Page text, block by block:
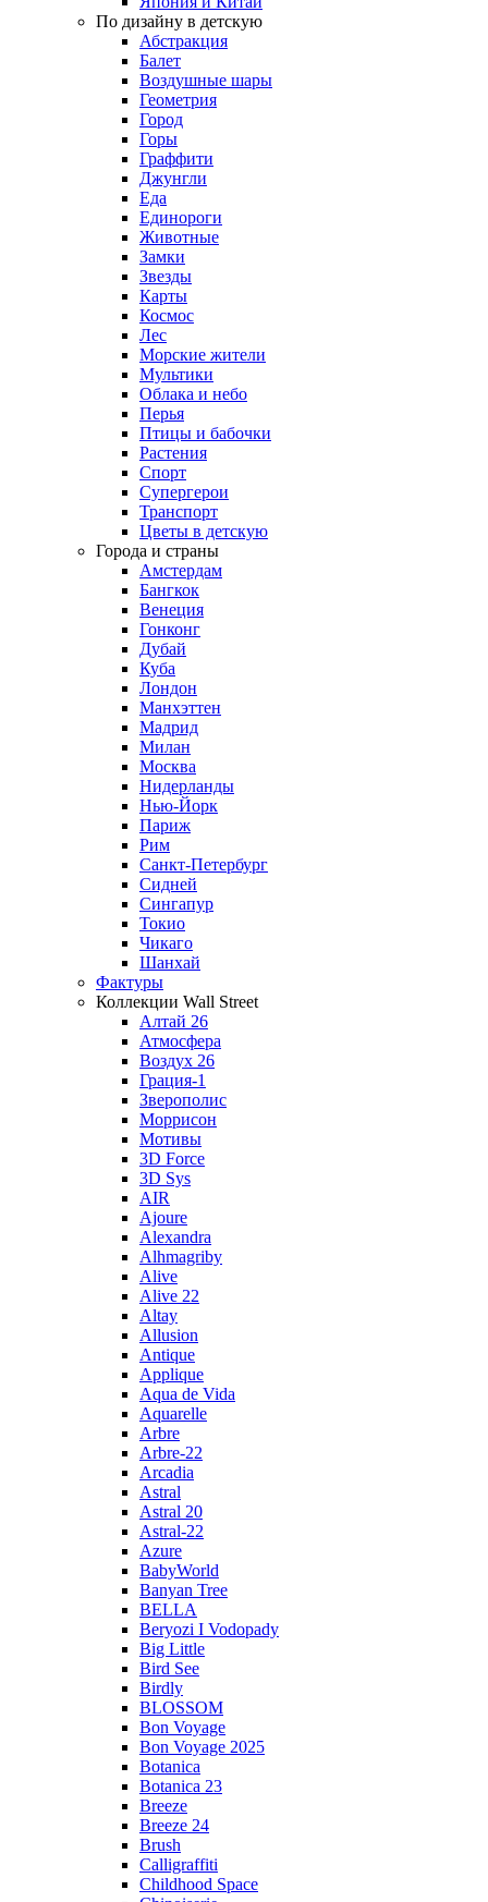
По дизайну в детскую
Абстракция
Балет
Воздушные шары
Геометрия
Город
Горы
Граффити
Джунгли
Еда
Единороги
Животные
Замки
Звезды
Карты
Космос
Лес
Морские жители
Мультики
Облака и небо
Перья
Птицы и бабочки
Растения
Спорт
Супергерои
Транспорт
Цветы в детскую
Города и страны
Амстердам
Бангкок
Венеция
Гонконг
Дубай
Куба
Лондон
Манхэттен
Мадрид
Милан
Москва
Нидерланды
Нью-Йорк
Париж
Рим
Санкт-Петербург
Сидней
Сингапур
Токио
Чикаго
Шанхай
Фактуры
Коллекции Wall Street
Алтай 26
Атмосфера
Воздух 26
Грация-1
Зверополис
Моррисон
Мотивы
3D Force
3D Sys
AIR
Ajoure
Alexandra
Alhmagriby
Alive
Alive 22
Altay
Allusion
Antique
Applique
Aqua de Vida
Aquarelle
Arbre
Arbre-22
Arcadia
Astral
Astral 20
Astral-22
Azure
BabyWorld
Banyan Tree
BELLA
Beryozi I Vodopady
Big Little
Bird See
Birdly
BLOSSOM
Bon Voyage
Bon Voyage 2025
Botanica
Botanica 23
Breeze
Breeze 24
Brush
Calligraffiti
Childhood Space